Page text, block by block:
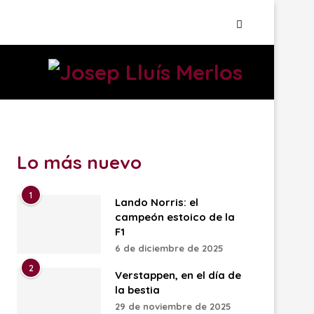
Lo más nuevo
1
Lando Norris: el
campeón estoico de la
F1
6 de diciembre de 2025
2
Verstappen, en el día de
la bestia
29 de noviembre de 2025